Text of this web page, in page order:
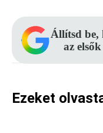
Állítsd be,
az
Ezeket